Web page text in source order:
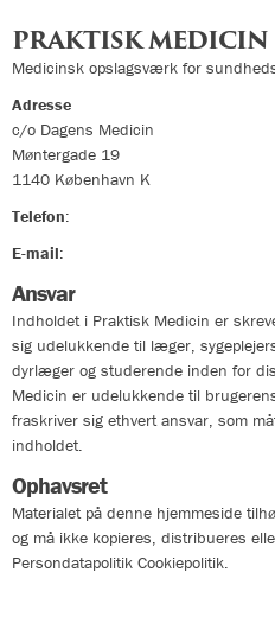
PRAKTISK MEDICIN
Medicinsk opslagsværk for
Adresse
c/o Dagens Medicin
Møntergade 19
1140 København K
Telefon:
E-mail:
Ansvar
Indholdet i Praktisk Medicin er
sig udelukkende til læger,
dyrlæger og studerende inden for
Medicin er udelukkende til
fraskriver sig ethvert ansvar, som
indholdet.
Ophavsret
Materialet på denne hjemmeside
og må ikke kopieres, distribueres
Persondatapolitik Cookiepolitik.